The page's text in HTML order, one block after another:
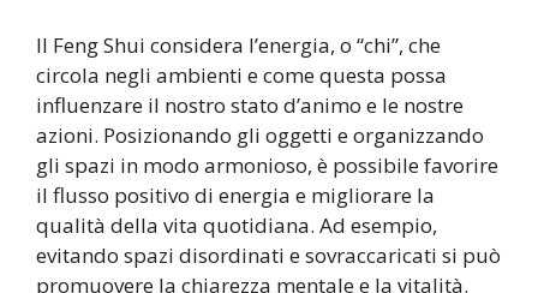
Il Feng Shui considera l’energia, o “chi”, che
circola negli ambienti e come questa possa
influenzare il nostro stato d’animo e le nostre
azioni. Posizionando gli oggetti e organizzando
gli spazi in modo armonioso, è possibile favorire
il flusso positivo di energia e migliorare la
qualità della vita quotidiana. Ad esempio,
evitando spazi disordinati e sovraccaricati si può
promuovere la chiarezza mentale e la vitalità.